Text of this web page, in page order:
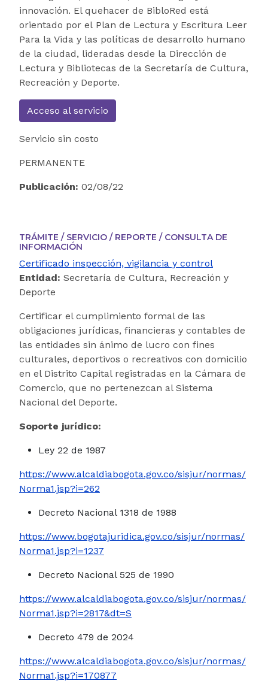
innovación. El quehacer de BibloRed está
orientado por el Plan de Lectura y Escritura Leer
Para la Vida y las políticas de desarrollo humano
de la ciudad, lideradas desde la Dirección de
Lectura y Bibliotecas de la Secretaría de Cultura,
Recreación y Deporte.
Acceso al servicio
Servicio sin costo
PERMANENTE
Publicación: 02/08/22
TRÁMITE / SERVICIO / REPORTE / CONSULTA DE
INFORMACIÓN
Certificado inspección, vigilancia y control
Entidad: Secretaría de Cultura, Recreación y
Deporte
Certificar el cumplimiento formal de las
obligaciones jurídicas, financieras y contables de
las entidades sin ánimo de lucro con fines
culturales, deportivos o recreativos con domicilio
en el Distrito Capital registradas en la Cámara de
Comercio, que no pertenezcan al Sistema
Nacional del Deporte.
Soporte jurídico:
Ley 22 de 1987
https://www.alcaldiabogota.gov.co/sisjur/normas/
Norma1.jsp?i=262
Decreto Nacional 1318 de 1988
https://www.bogotajuridica.gov.co/sisjur/normas/
Norma1.jsp?i=1237
Decreto Nacional 525 de 1990
https://www.alcaldiabogota.gov.co/sisjur/normas/
Norma1.jsp?i=2817&dt=S
Decreto 479 de 2024
https://www.alcaldiabogota.gov.co/sisjur/normas/
Norma1.jsp?i=170877